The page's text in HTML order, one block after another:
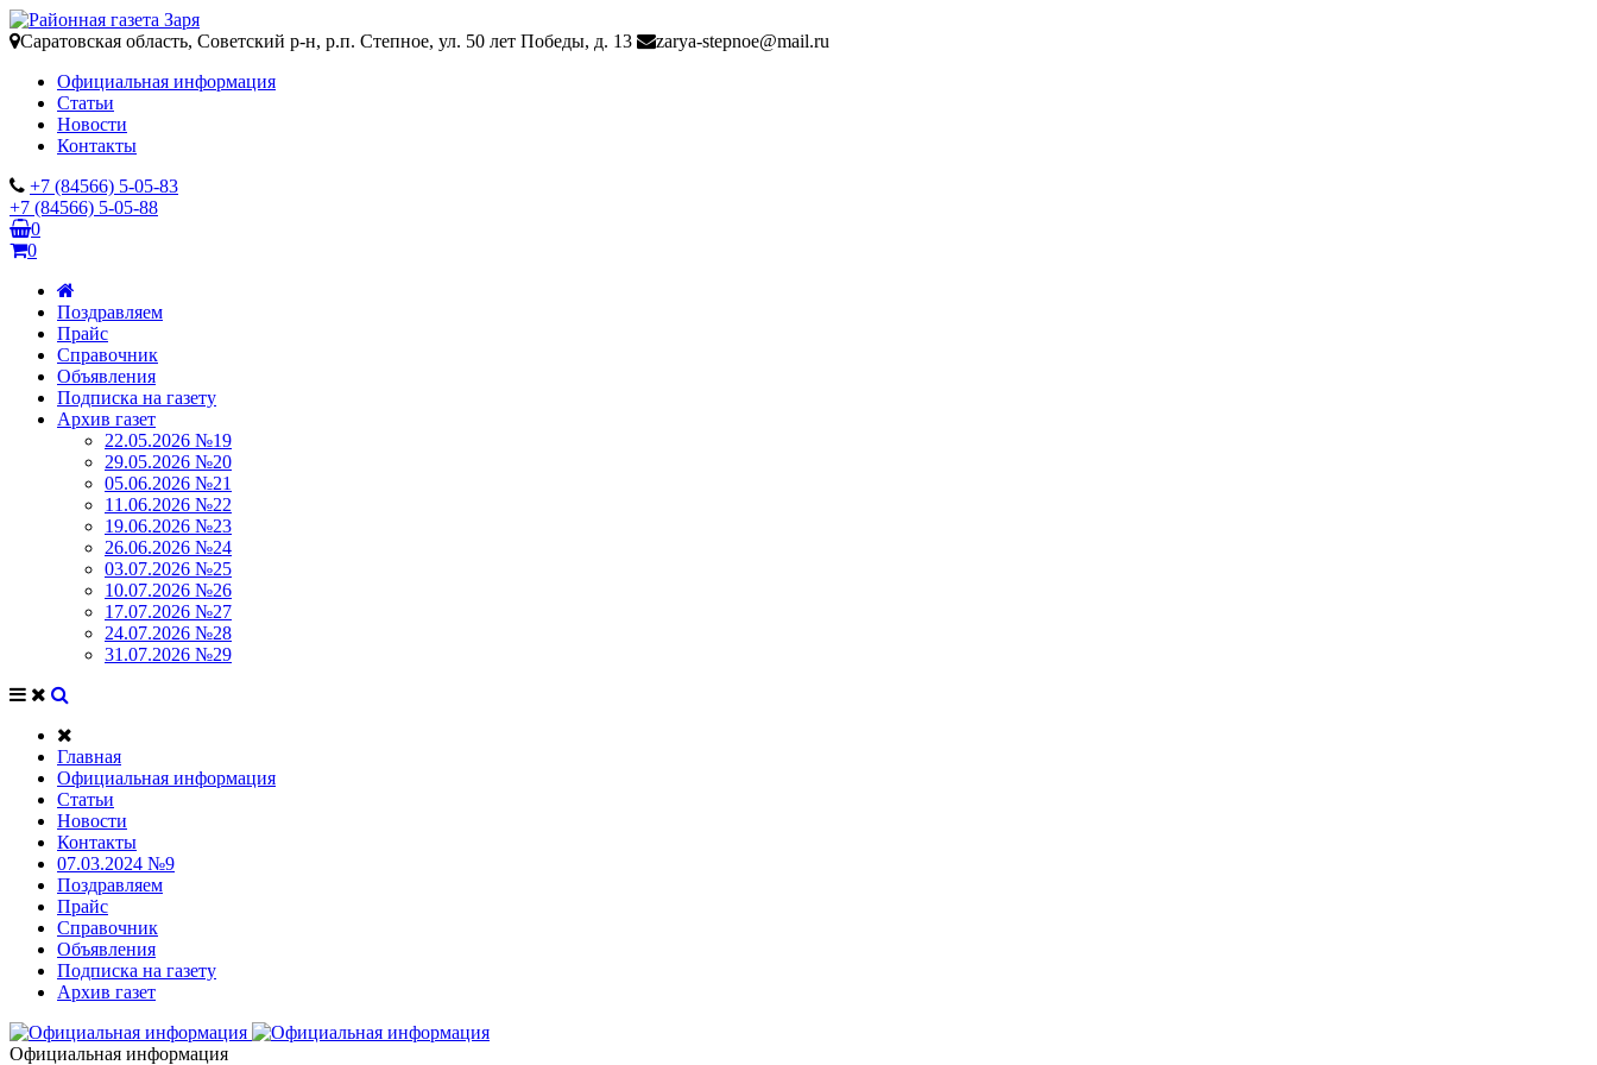
Саратовская область, Советский р-н, р.п. Степное, ул. 50 лет Победы, д. 13
zarya-stepnoe@mail.ru
Официальная информация
Статьи
Новости
Контакты
+7 (84566) 5-05-83
+7 (84566) 5-05-88
0
0
Поздравляем
Прайс
Справочник
Объявления
Подписка на газету
Архив газет
22.05.2026 №19
29.05.2026 №20
05.06.2026 №21
11.06.2026 №22
19.06.2026 №23
26.06.2026 №24
03.07.2026 №25
10.07.2026 №26
17.07.2026 №27
24.07.2026 №28
31.07.2026 №29
Главная
Официальная информация
Статьи
Новости
Контакты
07.03.2024 №9
Поздравляем
Прайс
Справочник
Объявления
Подписка на газету
Архив газет
Официальная информация